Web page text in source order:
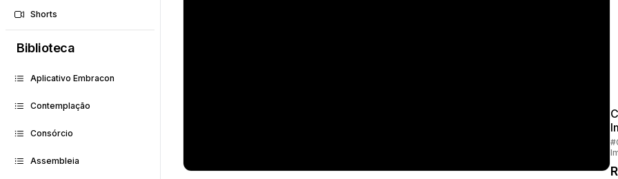
Shorts
Biblioteca
Aplicativo Embracon
Contemplação
Consórcio
Assembleia